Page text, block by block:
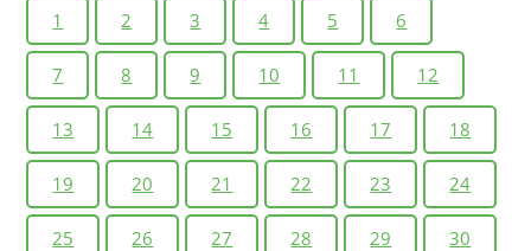
1 2 3 4 5 6
7 8 9 10 11 12
13 14 15 16 17 18
19 20 21 22 23 24
25 26 27 28 29 30